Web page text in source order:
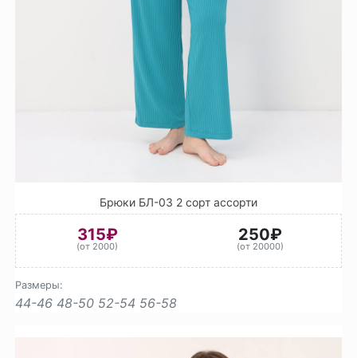
Брюки БЛ-03 2 сорт ассорти
315₽
(от 2000)
250₽
(от 20000)
Размеры:
44-46 48-50 52-54 56-58